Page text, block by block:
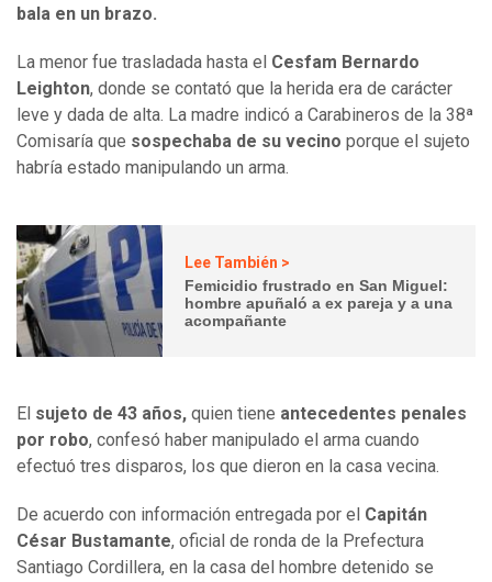
bala en un brazo.
La menor fue trasladada hasta el Cesfam Bernardo
Leighton, donde se contató que la herida era de carácter
leve y dada de alta. La madre indicó a Carabineros de la 38ª
Comisaría que sospechaba de su vecino porque el sujeto
habría estado manipulando un arma.
Lee También >
Femicidio frustrado en San Miguel:
hombre apuñaló a ex pareja y a una
acompañante
El sujeto de 43 años, quien tiene antecedentes penales
por robo, confesó haber manipulado el arma cuando
efectuó tres disparos, los que dieron en la casa vecina.
De acuerdo con información entregada por el Capitán
César Bustamante, oficial de ronda de la Prefectura
Santiago Cordillera, en la casa del hombre detenido se